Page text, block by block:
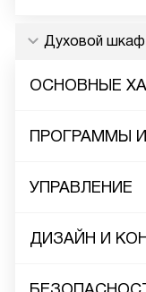
Духовой шкаф
ОСНОВНЫЕ
ПРОГРАММЫ
УПРАВЛЕНИЕ
ДИЗАЙН И